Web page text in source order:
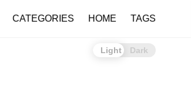
CATEGORIES HOME TAGS
Light Dark